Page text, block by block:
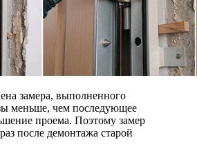
замера, выполненного
меньше, чем последующее
проема. Поэтому замер
после демонтажа старой